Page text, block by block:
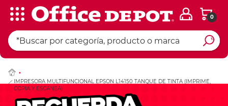
0
IMPRESORA MULTIFUNCIONAL EPSON L14150 TANQUE DE TINTA (IMPRIME,
COPIA Y ESCANEA)
Ingresar Codigo